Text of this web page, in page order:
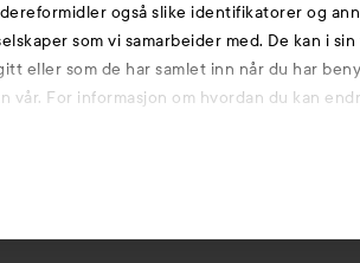
også slike identifikatorer og
som vi samarbeider med. De kan i
eller som de har samlet inn når du har
vår. For informasjon om hvordan du kan
Også av
Premium